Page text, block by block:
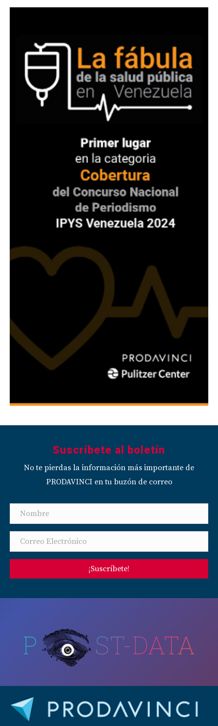
Suscríbete al boletín
No te pierdas la información más importante de
PRODAVINCI en tu buzón de correo
¡Suscríbete!
P ST-DATA